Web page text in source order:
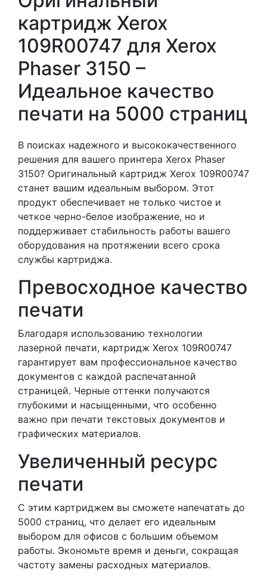
картридж Xerox
109R00747 для Xerox
Phaser 3150 –
Идеальное качество
печати на 5000 страниц
В поисках надежного и высококачественного
решения для вашего принтера Xerox Phaser
3150? Оригинальный картридж Xerox 109R00747
станет вашим идеальным выбором. Этот
продукт обеспечивает не только чистое и
четкое черно-белое изображение, но и
поддерживает стабильность работы вашего
оборудования на протяжении всего срока
службы картриджа.
Превосходное качество
печати
Благодаря использованию технологии
лазерной печати, картридж Xerox 109R00747
гарантирует вам профессиональное качество
документов с каждой распечатанной
страницей. Черные оттенки получаются
глубокими и насыщенными, что особенно
важно при печати текстовых документов и
графических материалов.
Увеличенный ресурс
печати
С этим картриджем вы сможете напечатать до
5000 страниц, что делает его идеальным
выбором для офисов с большим объемом
работы. Экономьте время и деньги, сокращая
частоту замены расходных материалов.